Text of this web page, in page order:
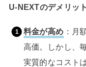
U-NEXTのデメリッ
料金が高め ：月
高価。しかし、
実質的なコスト